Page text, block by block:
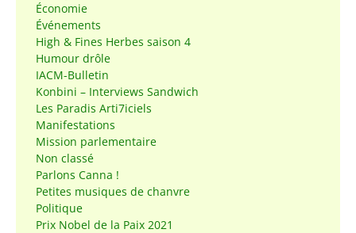
Économie
Événements
High & Fines Herbes saison 4
Humour drôle
IACM-Bulletin
Konbini – Interviews Sandwich
Les Paradis Arti7iciels
Manifestations
Mission parlementaire
Non classé
Parlons Canna !
Petites musiques de chanvre
Politique
Prix Nobel de la Paix 2021